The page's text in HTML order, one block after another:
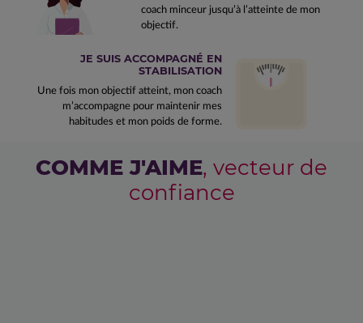
coach minceur jusqu’à l’atteinte de mon
objectif.
JE SUIS ACCOMPAGNÉ EN
STABILISATION
Une fois mon objectif atteint, mon coach
m’accompagne pour maintenir mes
habitudes et mon poids de forme.
COMME J'AIME, vecteur de
confiance